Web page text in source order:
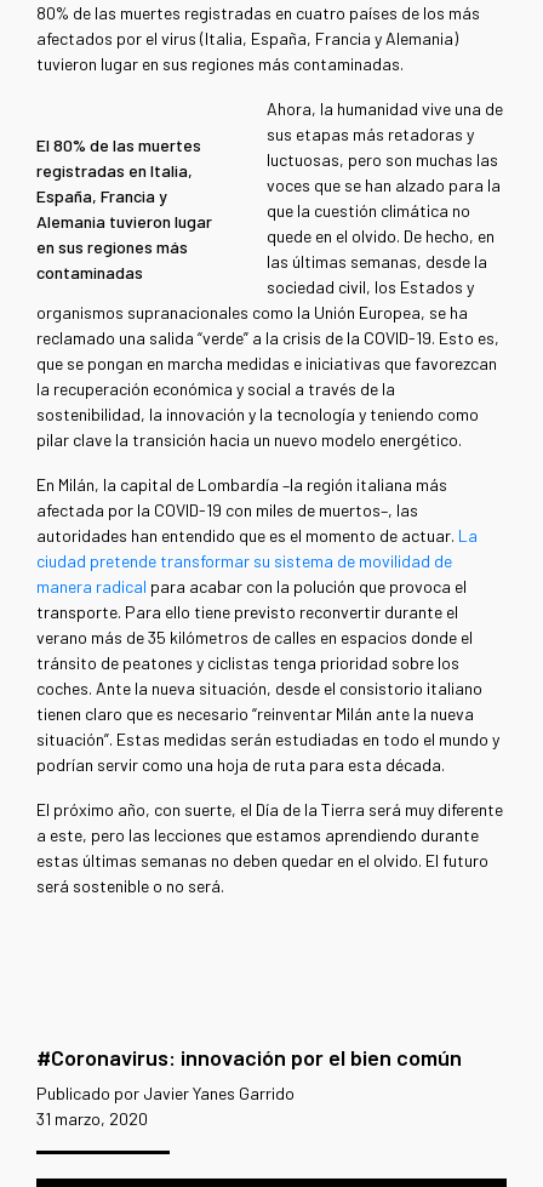
80% de las muertes registradas en cuatro países de los más
afectados por el virus (Italia, España, Francia y Alemania)
tuvieron lugar en sus regiones más contaminadas.
El 80% de las muertes
registradas en Italia,
España, Francia y
Alemania tuvieron lugar
en sus regiones más
contaminadas
Ahora, la humanidad vive una de
sus etapas más retadoras y
luctuosas, pero son muchas las
voces que se han alzado para la
que la cuestión climática no
quede en el olvido. De hecho, en
las últimas semanas, desde la
sociedad civil, los Estados y
organismos supranacionales como la Unión Europea, se ha
reclamado una salida “verde” a la crisis de la COVID-19. Esto es,
que se pongan en marcha medidas e iniciativas que favorezcan
la recuperación económica y social a través de la
sostenibilidad, la innovación y la tecnología y teniendo como
pilar clave la transición hacia un nuevo modelo energético.
En Milán, la capital de Lombardía –la región italiana más
afectada por la COVID-19 con miles de muertos–, las
autoridades han entendido que es el momento de actuar. La
ciudad pretende transformar su sistema de movilidad de
manera radical para acabar con la polución que provoca el
transporte. Para ello tiene previsto reconvertir durante el
verano más de 35 kilómetros de calles en espacios donde el
tránsito de peatones y ciclistas tenga prioridad sobre los
coches. Ante la nueva situación, desde el consistorio italiano
tienen claro que es necesario “reinventar Milán ante la nueva
situación”. Estas medidas serán estudiadas en todo el mundo y
podrían servir como una hoja de ruta para esta década.
El próximo año, con suerte, el Día de la Tierra será muy diferente
a este, pero las lecciones que estamos aprendiendo durante
estas últimas semanas no deben quedar en el olvido. El futuro
será sostenible o no será.
#Coronavirus: innovación por el bien común
Publicado por Javier Yanes Garrido
31 marzo, 2020